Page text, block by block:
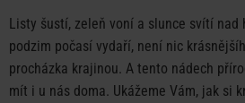
Listy šustí, zeleň voní a slunce svítí nad
podzim počasí vydaří, není nic
procházka krajinou. A tento nádech
mít i u nás doma. Ukážeme Vám, jak si